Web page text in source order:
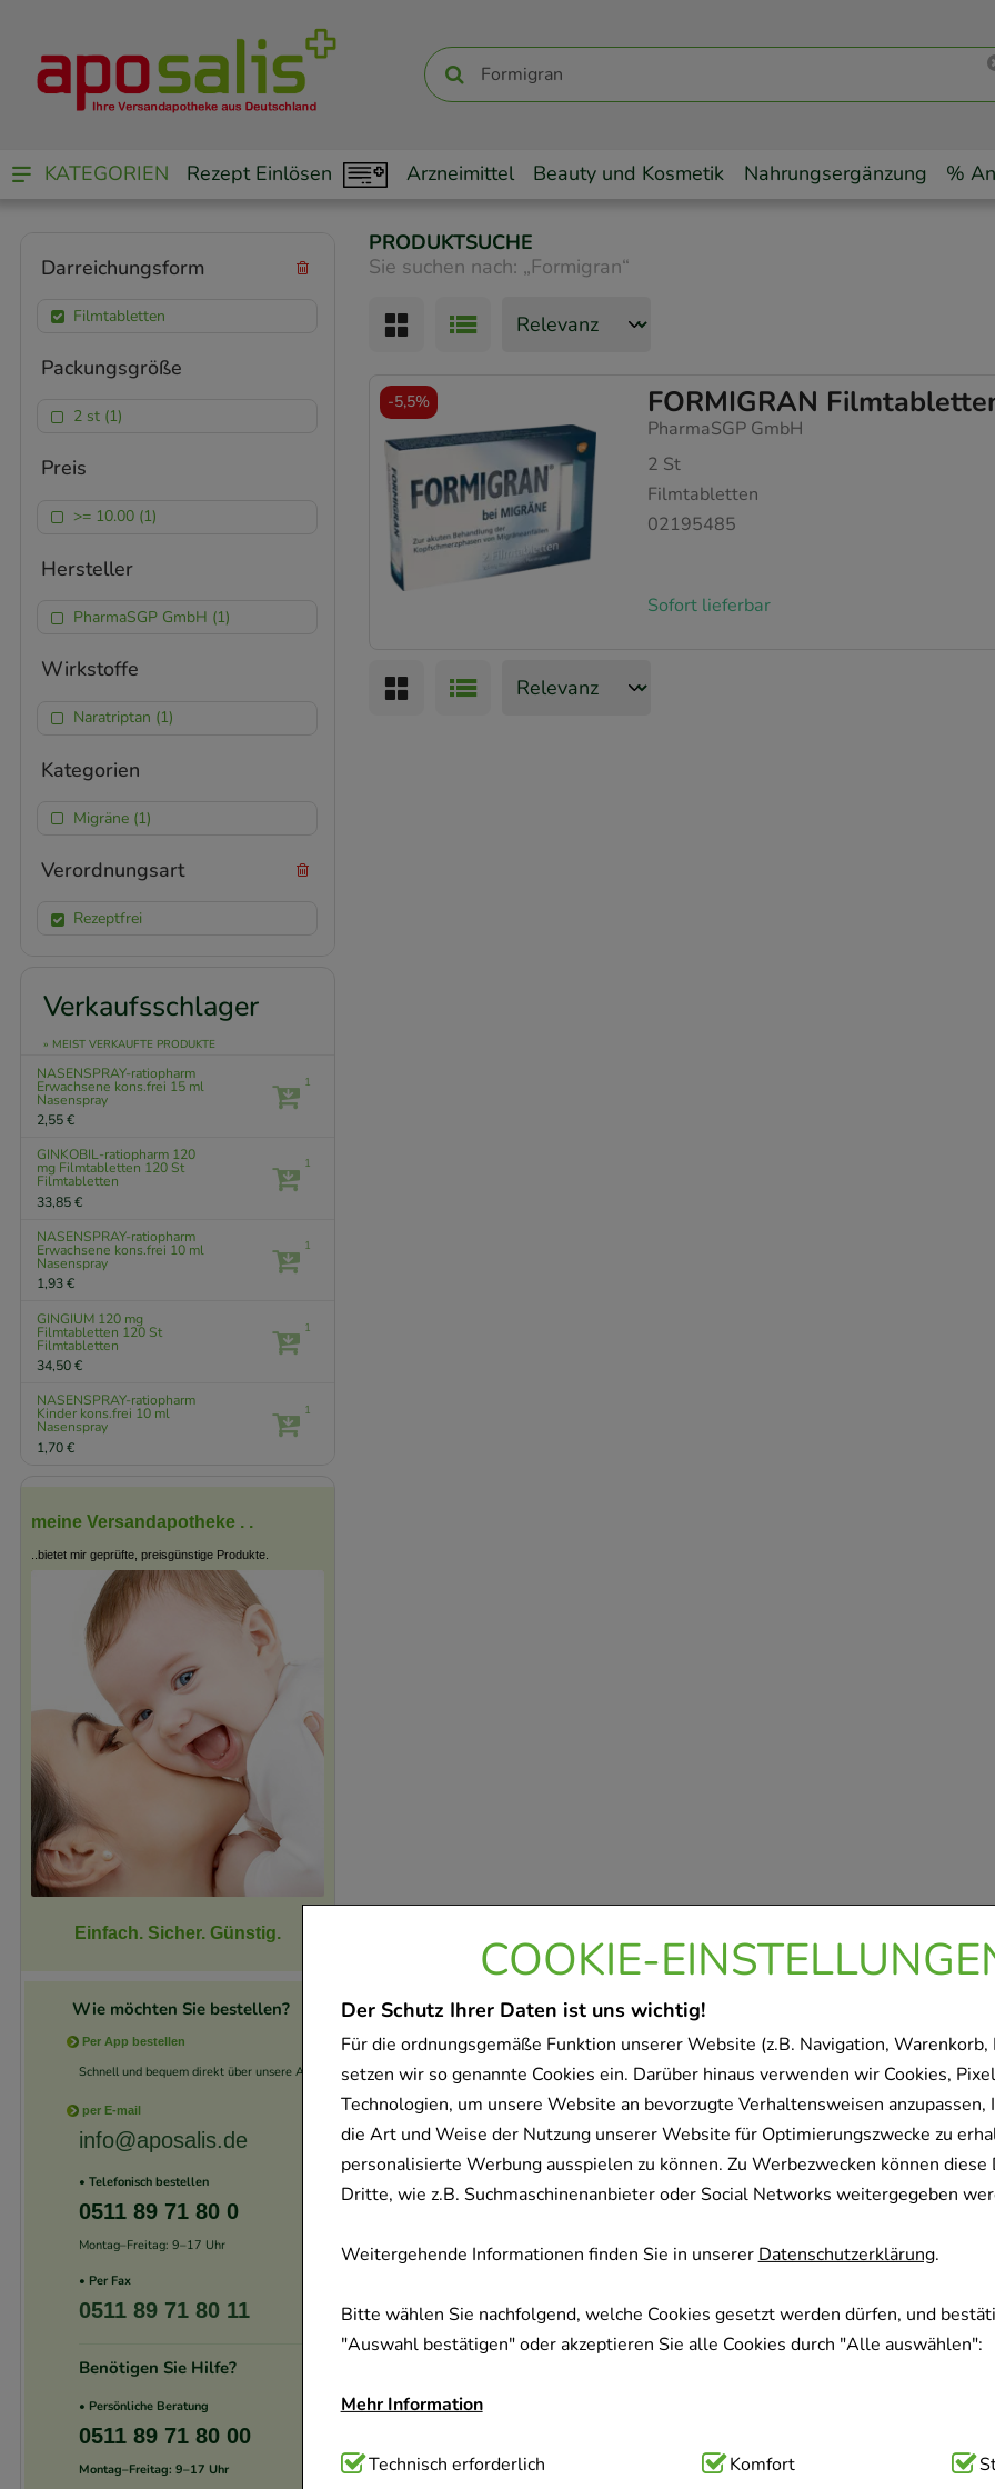
COOKIE-
Der Schutz Ihrer Daten ist uns wichtig!
Für die ordnungsgemäße Funktion unserer Website (z.B. Navigation, Warenkorb,
setzen wir so genannte Cookies ein. Darüber hinaus verwenden wir Cookies,
Technologien, um unsere Website an bevorzugte Verhaltensweisen anzupassen,
die Art und Weise der Nutzung unserer Website für Optimierungszwecke zu
personalisierte Werbung ausspielen zu können. Zu Werbezwecken können diese
Dritte, wie z.B. Suchmaschinenanbieter oder Social Networks weitergegeben
Weitergehende Informationen finden Sie in unsererDatenschutzerklärung.
Bitte wählen Sie nachfolgend, welche Cookies gesetzt werden dürfen, und
"Auswahl bestätigen" oder akzeptieren Sie alle Cookies durch "Alle auswählen":
Mehr Information
Technisch Notwendig:Hierbei handelt es sich um Cookies, die für die
Technisch erforderlich Komfort
KATEGORIEN Rezept Einlösen Arzneimittel Beauty und Kosmetik Nahrungsergänzung %
PRODUKTSUCHE
Sie suchen nach: „Formigran“
FORMIGRAN
PharmaSGP GmbH
2 St
Filmtabletten
02195485
Sofort lieferbar
-5,5%
Darreichungsform
Filmtabletten
Packungsgröße
2 st (1)
Preis
>= 10.00 (1)
Hersteller
PharmaSGP GmbH (1)
Wirkstoffe
Naratriptan (1)
Kategorien
Migräne (1)
Verordnungsart
Rezeptfrei
Verkaufsschlager
» MEIST VERKAUFTE PRODUKTE
NASENSPRAY-ratiopharm
Erwachsene kons.frei 15 ml
Nasenspray
2,55 €
1
GINKOBIL-ratiopharm 120
mg Filmtabletten 120 St
Filmtabletten
33,85 €
1
NASENSPRAY-ratiopharm
Erwachsene kons.frei 10 ml
Nasenspray
1,93 €
1
GINGIUM 120 mg
Filmtabletten 120 St
Filmtabletten
34,50 €
1
NASENSPRAY-ratiopharm
Kinder kons.frei 10 ml
Nasenspray
1,70 €
1
meine Versandapotheke . .
..bietet mir geprüfte, preisgünstige Produkte.
Einfach. Sicher. Günstig.
Wie möchten Sie bestellen?
Per App bestellen
Schnell und bequem direkt über unsere App.
per E-mail
info@aposalis.de
• Telefonisch bestellen
0511 89 71 80 0
Montag–Freitag: 9–17 Uhr
• Per Fax
0511 89 71 80 11
Benötigen Sie Hilfe?
• Persönliche Beratung
0511 89 71 80 00
Montag–Freitag: 9–17 Uhr